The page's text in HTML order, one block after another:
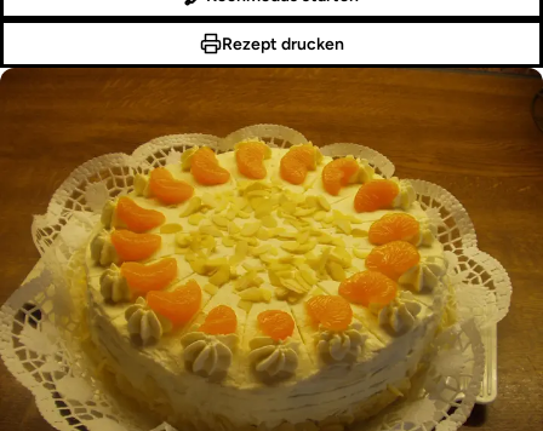
Rezept drucken